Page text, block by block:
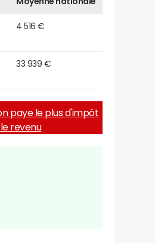
4 516 €
33 939 €
paye le plus d'impôt
revenu